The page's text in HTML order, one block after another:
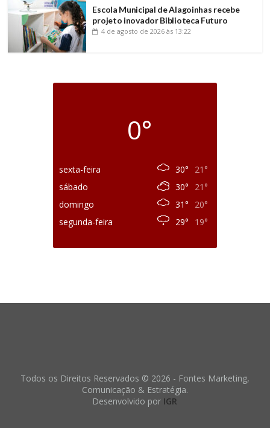
Escola Municipal de Alagoinhas recebe
projeto inovador Biblioteca Futuro
4 de agosto de 2026 às 13:22
0°
sexta-feira 30°
21°
sábado
30°
21°
domingo
31°
20°
segunda-feira
29° 19°
Todos os Direitos Reservados © 2026 - Fontes Marketing,
Comunicação & Estratégia.
Desenvolvido por IGR